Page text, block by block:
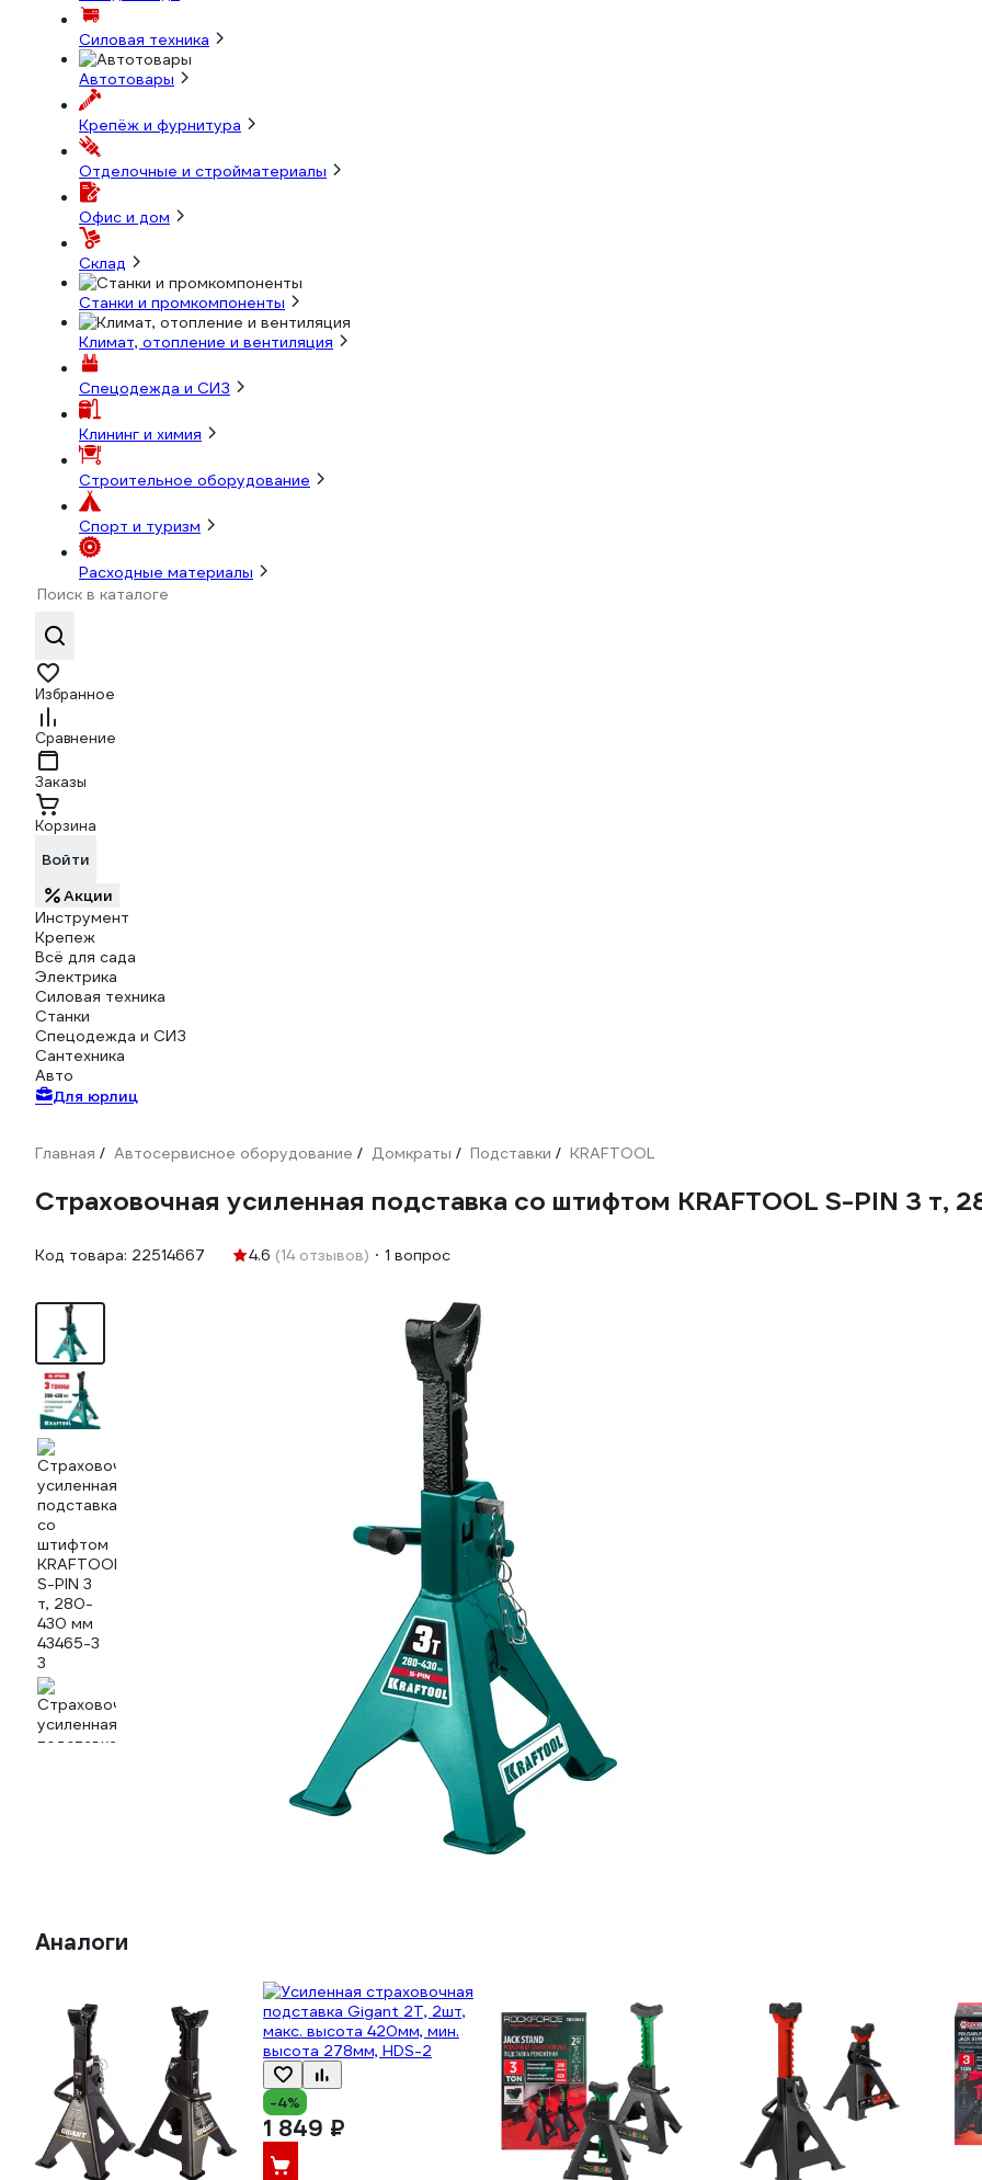
Силовая техника
Автотовары
Крепёж и фурнитура
Отделочные и стройматериалы
Офис и дом
Склад
Станки и промкомпоненты
Климат, отопление и вентиляция
Спецодежда и СИЗ
Клининг и химия
Строительное оборудование
Спорт и туризм
Расходные материалы
Избранное
Сравнение
Заказы
Корзина
Войти
Акции
Инструмент
Крепеж
Всё для сада
Электрика
Силовая техника
Станки
Спецодежда и СИЗ
Сантехника
Авто
Для юрлиц
Главная / Автосервисное оборудование / Домкраты / Подставки / KRAFTOOL
Cтраховочная усиленная подставка со штифтом KRAFTOOL S-PIN 3
Код товара: 22514667 4.6 (14 отзывов) 1 вопрос
Аналоги
-4%
1 849 ₽